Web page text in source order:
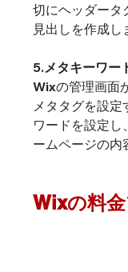
切にヘッダータ
見出しを作成し
5.メタキーワー
Wixの管理画面
メタタグを設定
ワードを設定し
ームページの内
Wixの料